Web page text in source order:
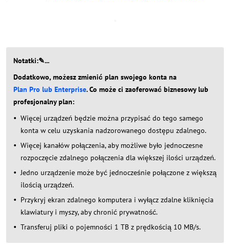
Notatki:✎...
Dodatkowo, możesz zmienić plan swojego konta na
Plan Pro lub Enterprise. Co może ci zaoferować biznesowy lub
profesjonalny plan:
Więcej urządzeń będzie można przypisać do tego samego
konta w celu uzyskania nadzorowanego dostępu zdalnego.
Więcej kanałów połączenia, aby możliwe było jednoczesne
rozpoczęcie zdalnego połączenia dla większej ilości urządzeń.
Jedno urządzenie może być jednocześnie połączone z większą
ilością urządzeń.
Przykryj ekran zdalnego komputera i wyłącz zdalne kliknięcia
klawiatury i myszy, aby chronić prywatność.
Transferuj pliki o pojemności 1 TB z prędkością 10 MB/s.